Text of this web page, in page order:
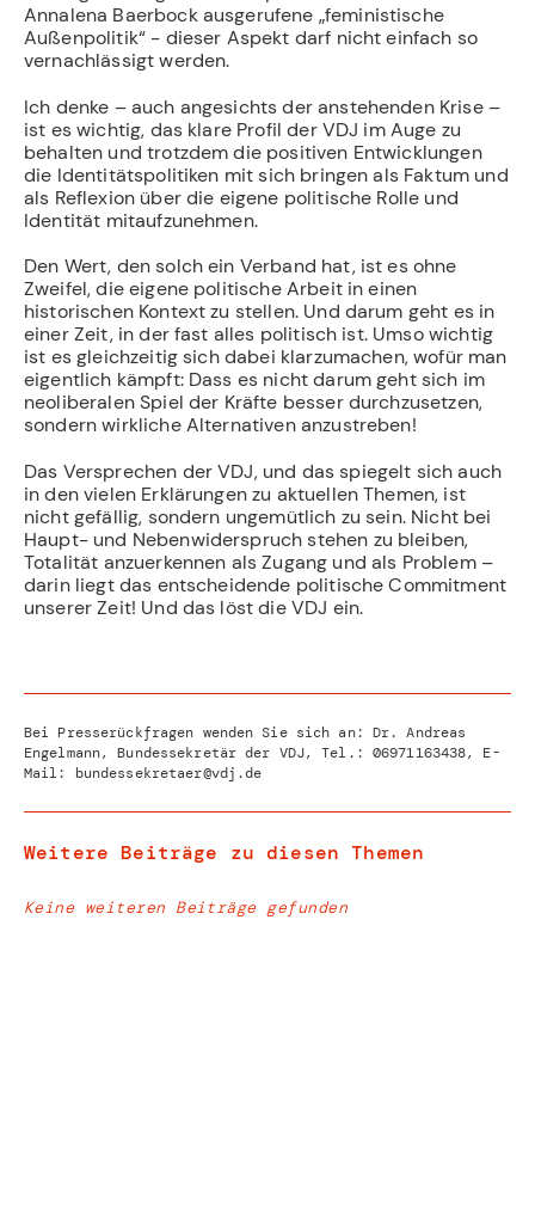
Annalena Baerbock ausgerufene „feministische
Außenpolitik“ - dieser Aspekt darf nicht einfach so
vernachlässigt werden.
Ich denke – auch angesichts der anstehenden Krise –
ist es wichtig, das klare Profil der VDJ im Auge zu
behalten und trotzdem die positiven Entwicklungen
die Identitätspolitiken mit sich bringen als Faktum und
als Reflexion über die eigene politische Rolle und
Identität mitaufzunehmen.
Den Wert, den solch ein Verband hat, ist es ohne
Zweifel, die eigene politische Arbeit in einen
historischen Kontext zu stellen. Und darum geht es in
einer Zeit, in der fast alles politisch ist. Umso wichtig
ist es gleichzeitig sich dabei klarzumachen, wofür man
eigentlich kämpft: Dass es nicht darum geht sich im
neoliberalen Spiel der Kräfte besser durchzusetzen,
sondern wirkliche Alternativen anzustreben!
Das Versprechen der VDJ, und das spiegelt sich auch
in den vielen Erklärungen zu aktuellen Themen, ist
nicht gefällig, sondern ungemütlich zu sein. Nicht bei
Haupt- und Nebenwiderspruch stehen zu bleiben,
Totalität anzuerkennen als Zugang und als Problem –
darin liegt das entscheidende politische Commitment
unserer Zeit! Und das löst die VDJ ein.
Bei Presserückfragen wenden Sie sich an: Dr. Andreas
Engelmann, Bundessekretär der VDJ, Tel.: 06971163438, E-
Mail: bundessekretaer@vdj.de
Weitere Beiträge zu diesen Themen
Keine weiteren Beiträge gefunden